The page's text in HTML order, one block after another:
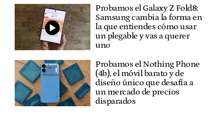
Probamos el Galaxy Z Fold8:
Samsung cambia la forma en
la que entiendes cómo usar
un plegable y vas a querer
uno
Probamos el Nothing Phone
(4b), el móvil barato y de
diseño único que desafía a
un mercado de precios
disparados